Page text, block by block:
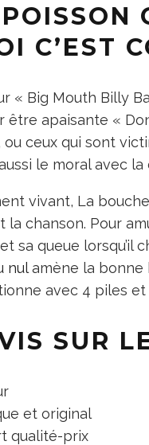
C’EST
« Big Mouth Billy
être apaisante «
ceux qui sont
le moral avec la
vivant, La
chanson. Pour
sa queue lorsqu’il
nulamène la bonne
avec 4 piles
SUR
et original
qualité-prix